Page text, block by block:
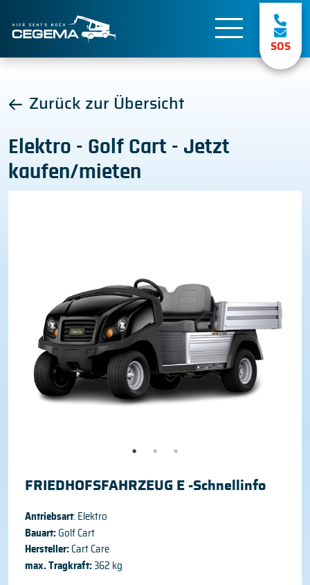
SOS
Zurück zur Übersicht
Elektro - Golf Cart - Jetzt
kaufen/mieten
FRIEDHOFSFAHRZEUG E -Schnellinfo
Antriebsart: Elektro
Bauart: Golf Cart
Hersteller: Cart Care
max. Tragkraft:362 kg